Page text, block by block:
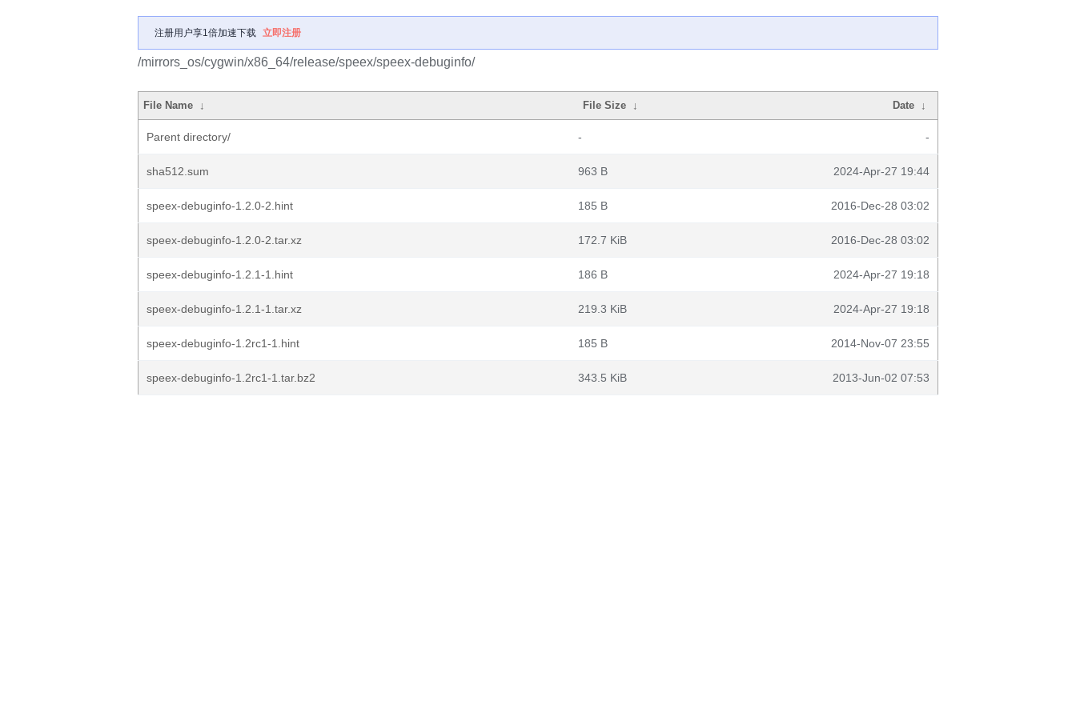
注册用户享1倍加速下载 立即注册
/mirrors_os/cygwin/x86_64/release/speex/speex-debuginfo/
File Name ↓ File Size ↓ Date ↓
Parent directory/ - -
sha512.sum 963 B 2024-Apr-27 19:44
speex-debuginfo-1.2.0-2.hint 185 B 2016-Dec-28 03:02
speex-debuginfo-1.2.0-2.tar.xz 172.7 KiB 2016-Dec-28 03:02
speex-debuginfo-1.2.1-1.hint 186 B 2024-Apr-27 19:18
speex-debuginfo-1.2.1-1.tar.xz 219.3 KiB 2024-Apr-27 19:18
speex-debuginfo-1.2rc1-1.hint 185 B 2014-Nov-07 23:55
speex-debuginfo-1.2rc1-1.tar.bz2 343.5 KiB 2013-Jun-02 07:53